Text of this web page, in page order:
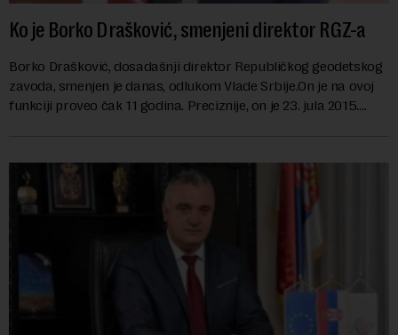
Ko je Borko Drašković, smenjeni direktor RGZ-a
Borko Drašković, dosadašnji direktor Republičkog geodetskog
zavoda, smenjen je danas, odlukom Vlade Srbije.On je na ovoj
funkciji proveo čak 11 godina. Preciznije, on je 23. jula 2015.